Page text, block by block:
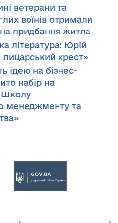
ветерани та
воїнів отримали
придбання житла
література: Юрій
хрест»
ідею на бізнес-
набір на
менеджменту та